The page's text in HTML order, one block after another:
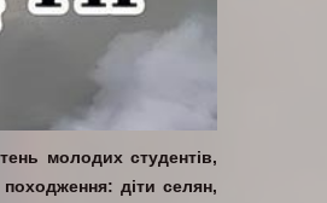
молодих студентів,
діти селян,